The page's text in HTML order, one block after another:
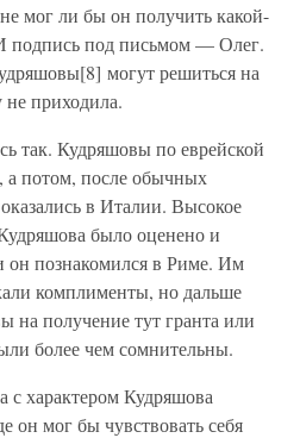
мог ли бы он получить какой-
подпись под письмом — Олег.
могут решиться на
приходила.
так. Кудряшовы по еврейской
потом, после обычных
в Италии. Высокое
было оценено и
он познакомился в Риме. Им
комплименты, но дальше
на получение тут гранта или
более чем сомнительны.
с характером Кудряшова
он мог бы чувствовать себя